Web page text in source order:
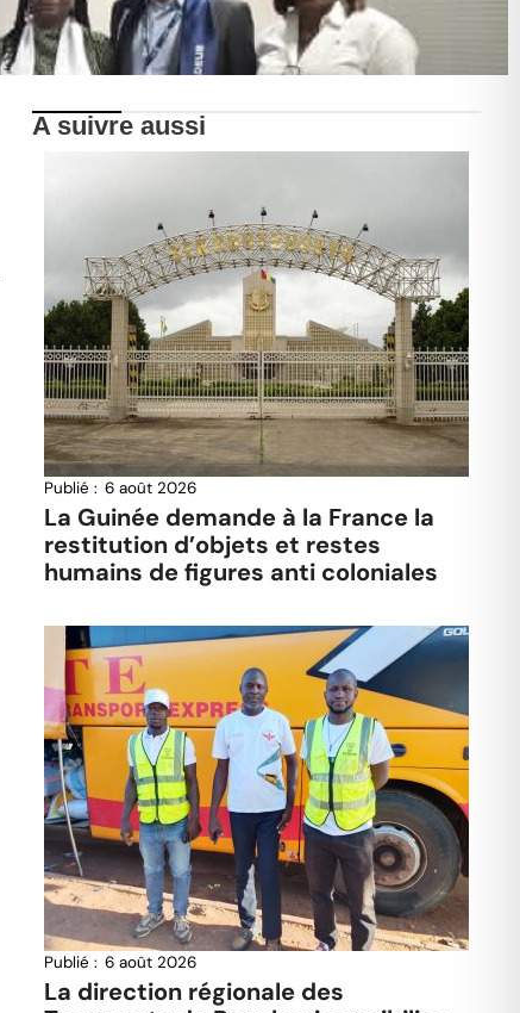
A suivre aussi
Publié : 6 août 2026
La Guinée demande à la France la
restitution d’objets et restes
humains de figures anti coloniales
Publié : 6 août 2026
La direction régionale des